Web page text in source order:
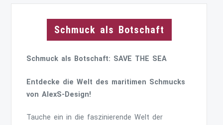
Schmuck als Botschaft
Schmuck als Botschaft: SAVE THE SEA
Entdecke die Welt des maritimen Schmucks
von AlexS-Design!
Tauche ein in die faszinierende Welt der